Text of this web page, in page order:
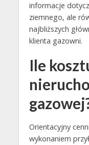
informacje
ziemnego, ale
najbliższych
klienta gazowni.
Ile
Orientacyjny
wykonaniem